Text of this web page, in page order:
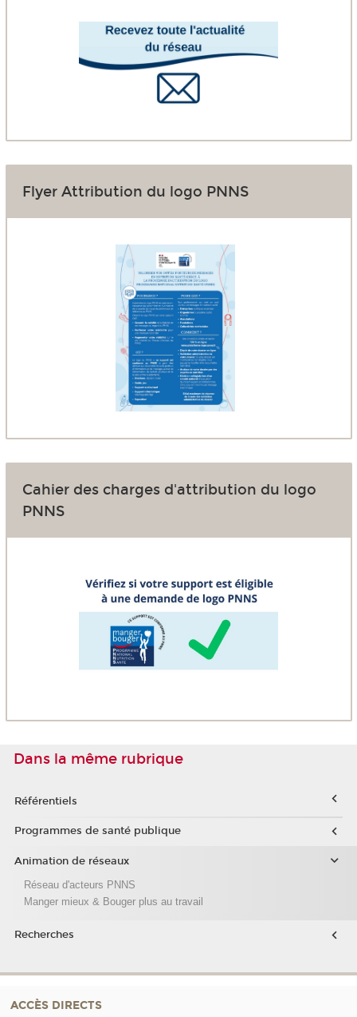
Flyer Attribution du logo PNNS
Cahier des charges d'attribution du logo
PNNS
Dans la même rubrique
Référentiels
Programmes de santé publique
Animation de réseaux
Réseau d'acteurs PNNS
Manger mieux & Bouger plus au travail
Recherches
ACCÈS DIRECTS